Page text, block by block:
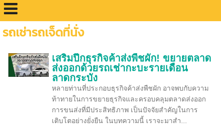
รถเช่ารถเจ็ดที่นั่ง
เสริมปีกธุรกิจค้าส่งพืชผัก! ขยายตลาด
ส่งออกด้วยรถเช่ากะบะรายเดือน
ลาดกระบัง
หลายท่านที่ประกอบธุรกิจค้าส่งพืชผัก อาจพบกับความ
ท้าทายในการขยายธุรกิจและครอบคลุมตลาดส่งออก
การขนส่งที่มีประสิทธิภาพ เป็นปัจจัยสำคัญในการ
เติบโตอย่างยั่งยืน ในบทความนี้ เราจะมาสำ...